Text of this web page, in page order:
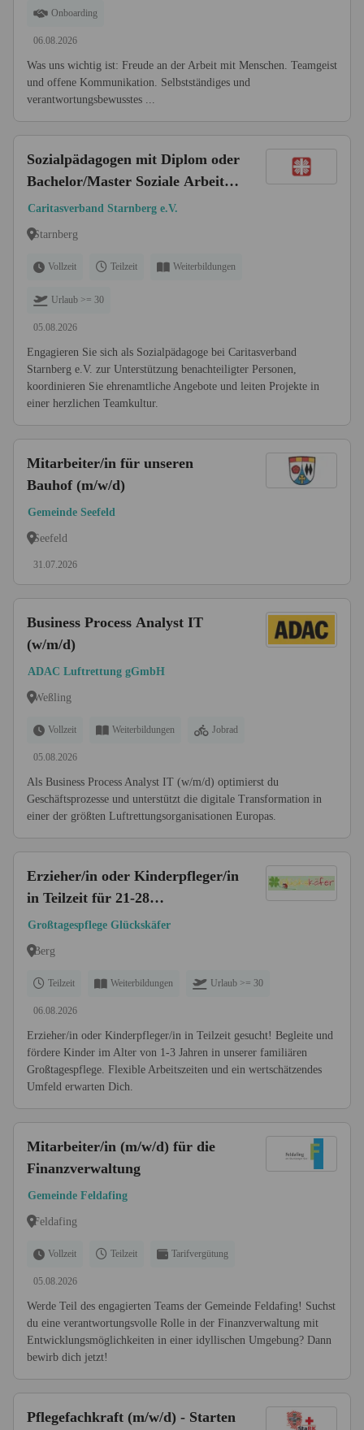
Onboarding
06.08.2026
Was uns wichtig ist: Freude an der Arbeit mit Menschen. Teamgeist
und offene Kommunikation. Selbstständiges und
verantwortungsbewusstes ...
Sozialpädagogen mit Diplom oder
Bachelor/Master Soziale Arbeit
(m/w/d) 2
Caritasverband Starnberg e.V.
Starnberg
Vollzeit Teilzeit Weiterbildungen
Urlaub >= 30
05.08.2026
Engagieren Sie sich als Sozialpädagoge bei Caritasverband
Starnberg e.V. zur Unterstützung benachteiligter Personen,
koordinieren Sie ehrenamtliche Angebote und leiten Projekte in
einer herzlichen Teamkultur.
Mitarbeiter/in für unseren
Bauhof (m/w/d)
Gemeinde Seefeld
Seefeld
31.07.2026
Business Process Analyst IT
(w/m/d)
ADAC Luftrettung gGmbH
Weßling
Vollzeit Weiterbildungen Jobrad
05.08.2026
Als Business Process Analyst IT (w/m/d) optimierst du
Geschäftsprozesse und unterstützt die digitale Transformation in
einer der größten Luftrettungsorganisationen Europas.
Erzieher/in oder Kinderpfleger/in
in Teilzeit für 21-28
Wochenstunden
Großtagespflege Glückskäfer
Berg
Teilzeit Weiterbildungen Urlaub >= 30
06.08.2026
Erzieher/in oder Kinderpfleger/in in Teilzeit gesucht! Begleite und
fördere Kinder im Alter von 1-3 Jahren in unserer familiären
Großtagespflege. Flexible Arbeitszeiten und ein wertschätzendes
Umfeld erwarten Dich.
Mitarbeiter/in (m/w/d) für die
Finanzverwaltung
Gemeinde Feldafing
Feldafing
Vollzeit Teilzeit Tarifvergütung
05.08.2026
Werde Teil des engagierten Teams der Gemeinde Feldafing! Suchst
du eine verantwortungsvolle Rolle in der Finanzverwaltung mit
Entwicklungsmöglichkeiten in einer idyllischen Umgebung? Dann
bewirb dich jetzt!
Pflegefachkraft (m/w/d) - Starten